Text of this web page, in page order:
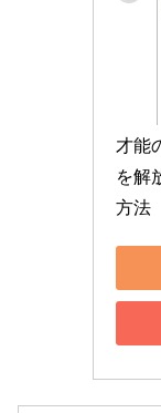
才能
を解
方法